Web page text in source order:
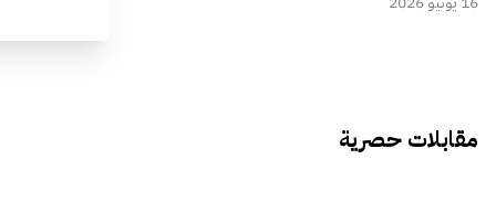
مقابلات حصرية